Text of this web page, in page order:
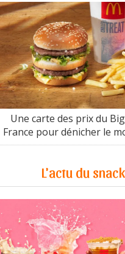
Une carte des prix du
France pour dénicher le
L'actu du